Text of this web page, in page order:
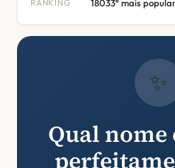
RANKING 18033º mais
✨
Qual